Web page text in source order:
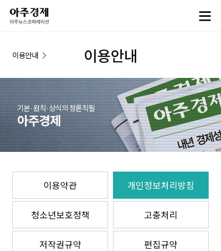
이용안내 이용안내
기본·원칙·상식의 정론직필
아주경제
이용약관 개인정보처리방침
청소년보호정책 고충처리
저작권규약 편집규약